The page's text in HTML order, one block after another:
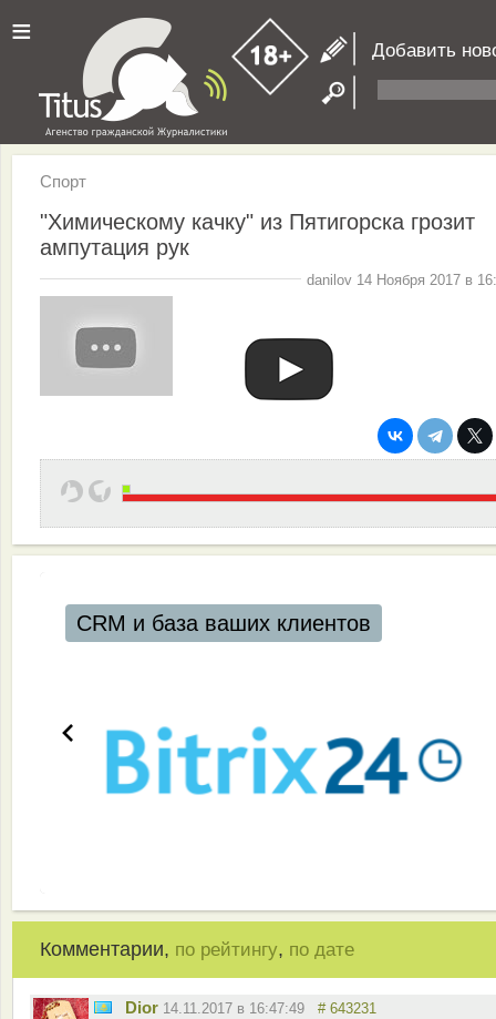
≡ Добавить
Спорт
"Химическому качку" из Пятигорска грозит
ампутация рук
danilov 14 Ноября 2017 в
Комментарии, по рейтингу, по дате
Dior 14.11.2017 в 16:47:49 # 643231